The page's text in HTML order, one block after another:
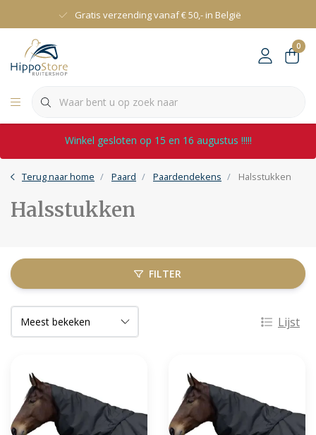
Gratis verzending vanaf € 50,- in België
0
Winkel gesloten op 15 en 16 augustus !!!!!
Terug naar home Paard Paardendekens Halsstukken
Halsstukken
FILTER
Lijst